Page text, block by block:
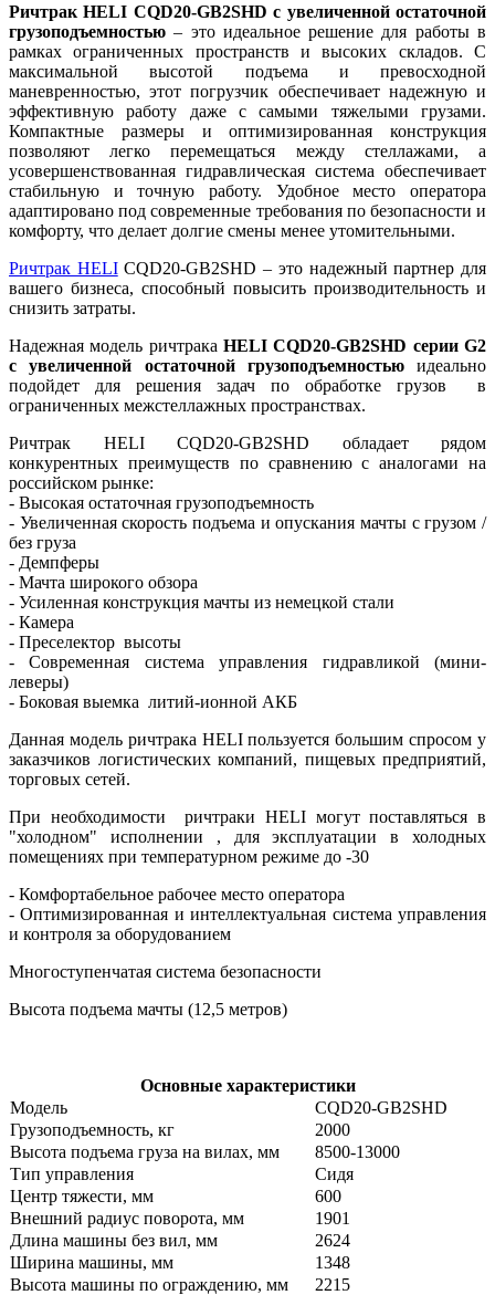
Ричтрак HELI CQD20-GB2SHDс увеличенной остаточной
грузоподъемностью – это идеальное решение для работы в
рамках ограниченных пространств и высоких складов. С
максимальной высотой подъема и превосходной
маневренностью, этот погрузчик обеспечивает надежную и
эффективную работу даже с самыми тяжелыми грузами.
Компактные размеры и оптимизированная конструкция
позволяют легко перемещаться между стеллажами, а
усовершенствованная гидравлическая система обеспечивает
стабильную и точную работу. Удобное место оператора
адаптировано под современные требования по безопасности и
комфорту, что делает долгие смены менее утомительными.
Ричтрак HELICQD20-GB2SHD – это надежный партнер для
вашего бизнеса, способный повысить производительность и
снизить затраты.
Надежная модель ричтрака HELI CQD20-GB2SHD серии G2
с увеличенной остаточной грузоподъемностьюидеально
подойдет для решения задач по обработке грузов в
ограниченных межстеллажных пространствах.
Ричтрак HELI CQD20-GB2SHD обладает рядом
конкурентных преимуществ по сравнению с аналогами на
российском рынке:
- Высокая остаточная грузоподъемность
- Увеличенная скорость подъема и опускания мачты с грузом /
без груза
- Демпферы
- Мачта широкого обзора
- Усиленная конструкция мачты из немецкой стали
- Камера
- Преселектор высоты
- Современная система управления гидравликой (мини-
леверы)
- Боковая выемка литий-ионной АКБ
Данная модель ричтрака HELI пользуется большим спросом у
заказчиков логистических компаний, пищевых предприятий,
торговых сетей.
При необходимости ричтраки HELI могут поставляться в
"холодном" исполнении , для эксплуатации в холодных
помещениях при температурном режиме до -30
- Комфортабельное рабочее место оператора
- Оптимизированная и интеллектуальная система управления
и контроля за оборудованием
Многоступенчатая система безопасности
Высота подъема мачты (12,5 метров)
Основные характеристики
Модель
CQD20-GB2SHD
Грузоподъемность, кг
2000
Высота подъема груза на вилах, мм
8500-13000
Тип управления
Сидя
Центр тяжести, мм
600
Внешний радиус поворота, мм
1901
Длина машины без вил, мм
2624
Ширина машины, мм
1348
Высота машины по ограждению, мм
2215